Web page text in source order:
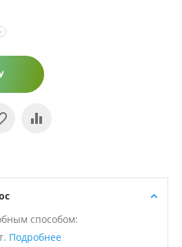
+
способом:
Подробнее